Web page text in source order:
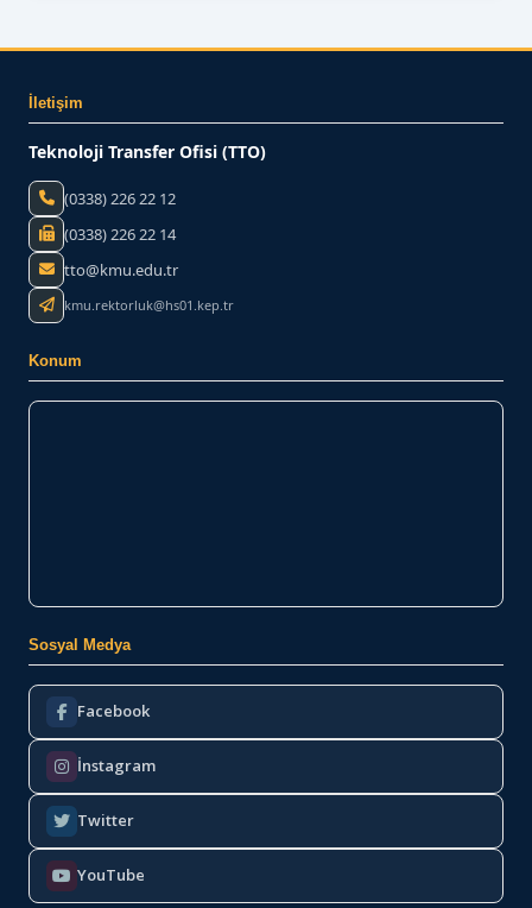
İletişim
Teknoloji Transfer Ofisi (TTO)
(0338) 226 22 12
(0338) 226 22 14
tto@kmu.edu.tr
kmu.rektorluk@hs01.kep.tr
Konum
Sosyal Medya
Facebook
İnstagram
Twitter
YouTube